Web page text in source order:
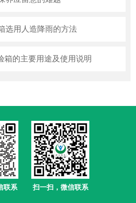
选用人造降雨的方法
箱的主要用途及使用说明
联系 扫一扫，微信联系